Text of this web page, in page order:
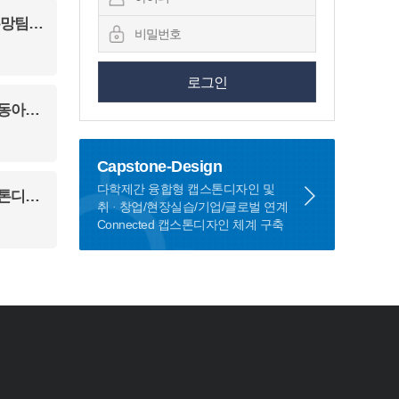
로그램
그램
제
Capstone-Design
다학제간 융합형 캡스톤디자인 및
취ᆞ창업/현장실습/기업/글로벌 연계
Connected 캡스톤디자인 체계 구축